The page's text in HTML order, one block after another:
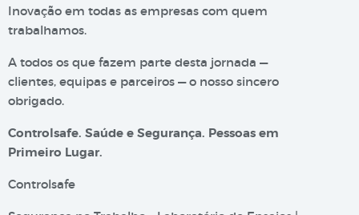
Inovação em todas as empresas com quem
trabalhamos.
A todos os que fazem parte desta jornada —
clientes, equipas e parceiros — o nosso sincero
obrigado.
Controlsafe. Saúde e Segurança. Pessoas em
Primeiro Lugar.
Controlsafe